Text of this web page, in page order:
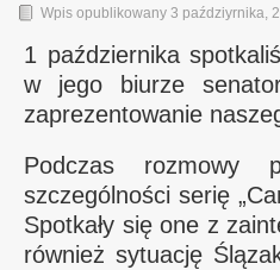
Wpis opublikowany 3 paździyrnika,
1 października
w jego biurze
zaprezentowanie
Podczas rozmowy
szczególności serię
Spotkały się one z
również sytuację